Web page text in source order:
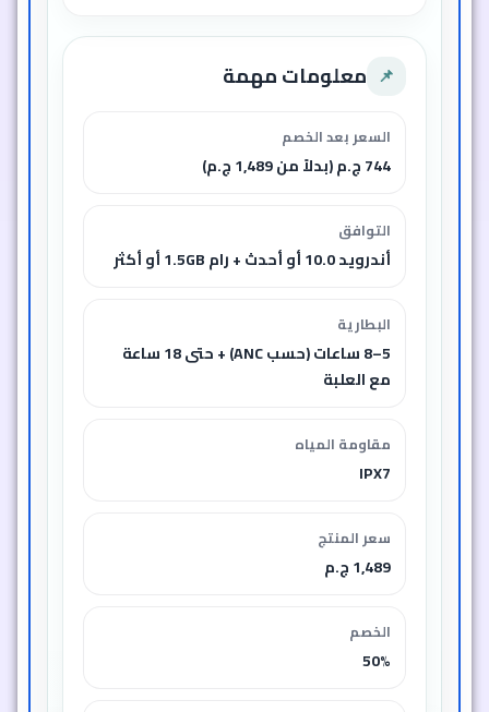
📌 معلومات مهمة
السعر بعد الخصم
744 ج.م (بدلاً من 1,489 ج.م)
التوافق
أندرويد 10.0 أو أحدث + رام 1.5GB أو أكثر
البطارية
5–8 ساعات (حسب ANC) + حتى 18 ساعة
مع العلبة
مقاومة المياه
IPX7
سعر المنتج
1,489 ج.م
الخصم
50%